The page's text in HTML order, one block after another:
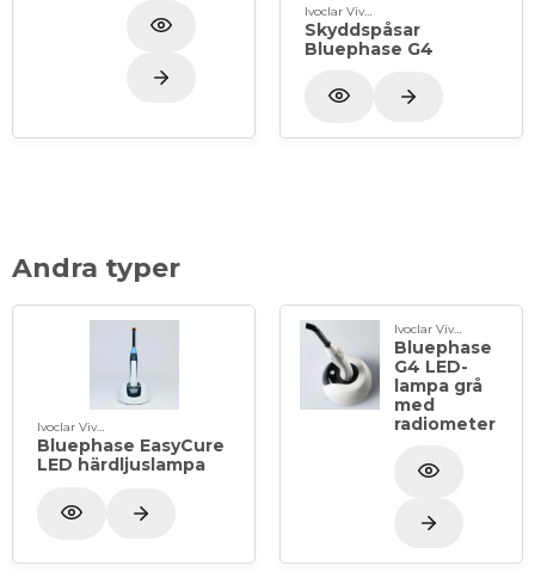
ljusledare med homogen stråle.
Komplett LED-lampa med 10 mm
ljusledare, laddningsenhet utan integrerad
skyddshöljen
Ivoclar Vivadent
Skyddspåsar
Bluephase G4
Andra typer
Ivoclar Vivadent
Bluephase EasyCure
LED härdljuslampa
Ivoclar Vivadent
Bluephase
G4 LED-
lampa grå
med
radiometer